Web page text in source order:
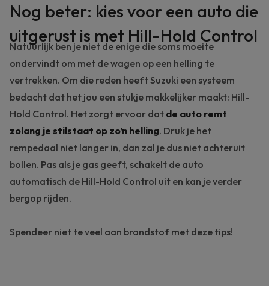
Nog beter: kies voor een auto die
uitgerust is met Hill-Hold Control
Natuurlijk ben je niet de enige die soms moeite
ondervindt om met de wagen op een helling te
vertrekken. Om die reden heeft Suzuki een systeem
bedacht dat het jou een stukje makkelijker maakt: Hill-
Hold Control. Het zorgt ervoor dat de auto remt
zolang je stilstaat op zo’n helling. Druk je het
rempedaal niet langer in, dan zal je dus niet achteruit
bollen. Pas als je gas geeft, schakelt de auto
automatisch de Hill-Hold Control uit en kan je verder
bergop rijden.
Spendeer niet te veel aan brandstof met deze tips!